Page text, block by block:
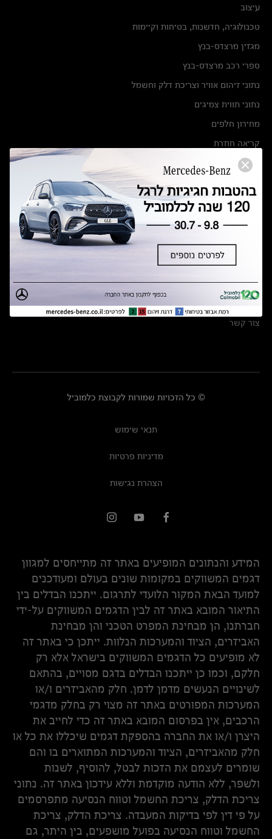
עיצוב
טכנולוגיה, חדשנות, בטיחות וקיימות
מגזין מרצדס-בנץ
ספרי רכב מרצדס-בנץ
נתוני זיהום אוויר וצריכת דלק וחשמל
נתוני תווית צמיגים
מחירון חלפים
קריאה חוזרת
הודעה על הטבות לרכבי מרצדס בהסדר פשרה בתצ 56447-02-19
תקנון ימי מכירות 120 לכלמוביל
מצאו אותנו
אולמות תצוגה
מרכזי שירות
צור קשר
© כל הזכויות שמורות לקבוצת כלמוביל
תנאי שימוש
מדיניות פרטיות
הצהרת נגישות
המידע והנתונים המופיעים באתר זה מתייחסים למגוון
דגמים המשווקים במקומות שונים בעולם ומעודכנים
למועד הבאת המקור הלועדי לתרגום. ייתכנו הבדלים בין
התיאור המובא באתר זה לבין הדגמים המשווקים על-ידי
חברתנו, הן מבחינת המפרט הטכני והן מבחינת
האביזרים, הציוד והמערכות הנלוות. ייתכן כי באתר זה
לא מופיעים כל הדגמים המשווקים בישראל אלא רק
חלקם, וכמו כן ייתכנו הבדלים בדגם מסויים, בהתאם
לשינויים הנעשים מדמן לדמן. חלק מהאביזרים ו/או
המערכות המפורטים באתר זה מצוי רק בחלק מדגמי
הרכבים, אין בפרסום המובא באתר זה כדי לחייב את
היצרן ו/או את החברה בהספקת דגמים שיכללו את כל או
חלק מהאביזרים, הציוד והמערכות המתוארים בו והם
שומרים לעצמם את הזכות לבטל, להוסיף, לשנות
ולשפר, ללא הודעה מוקדמת וללא עידכון באתר זה. נתוני
צריכת הדלק, צריכת החשמל וטווח הנסיעה מתפרסמים
על פי דין לפי בדיקות המעבדה. צריכת הדלק, צריכת
החשמל וטווח הנסיעה בפועל מושפעים, בין היתר, גם